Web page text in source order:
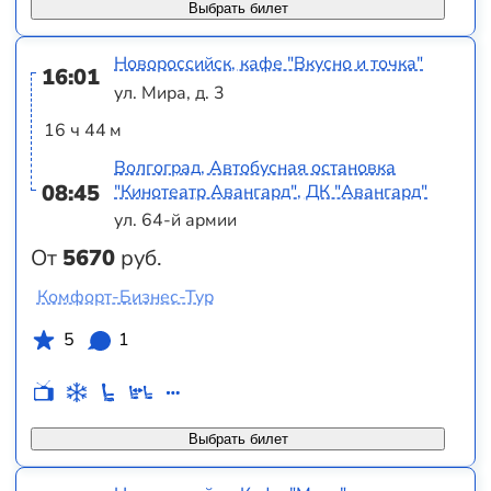
Выбрать билет
16:01
16 ч 44 м
08:45
От 5670 руб.
Новороссийск, кафе "Вкусно и точка"
ул. Мира, д. 3
Волгоград, Автобусная остановка
"Кинотеатр Авангард", ДК "Авангард"
ул. 64-й армии
Выбрать билет
Комфорт-Бизнес-Тур
5
1